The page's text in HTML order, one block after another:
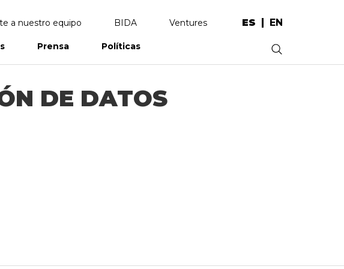
a nuestro equipo BIDA Ventures ES EN
Prensa Políticas .
DE DATOS